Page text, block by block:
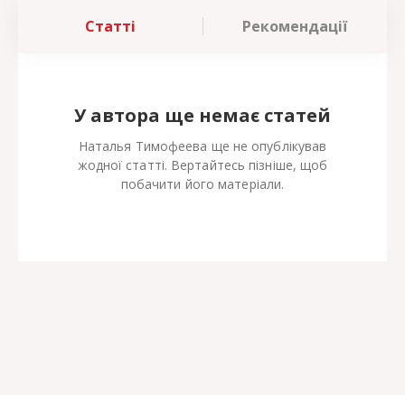
Статті Рекомендації
У автора ще немає статей
Наталья Тимофеева ще не опублікував
жодної статті. Вертайтесь пізніше, щоб
побачити його матеріали.